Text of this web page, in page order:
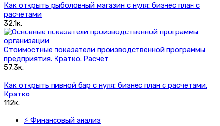
Как открыть рыболовный магазин с нуля: бизнес план с
расчетами
32.1к.
Стоимостные показатели производственной программы
предприятия. Кратко. Расчет
57.3к.
Как открыть пивной бар с нуля: бизнес план с расчетами.
Кратко
112к.
⚡ Финансовый анализ